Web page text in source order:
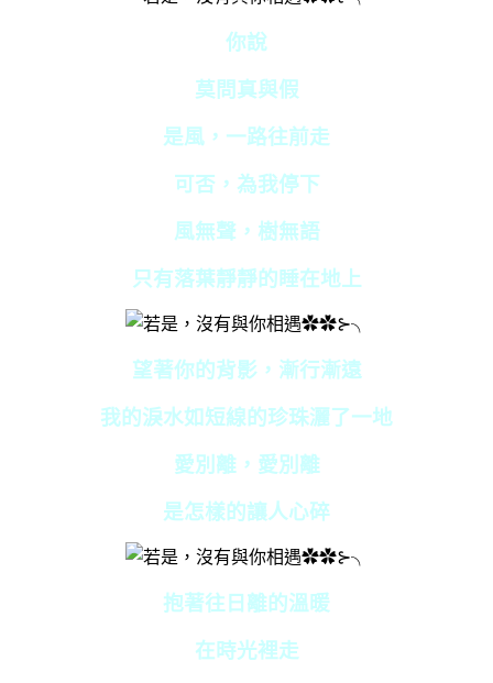
你說
莫問真與假
是風，一路往前走
可否，為我停下
風無聲，樹無語
只有落葉靜靜的睡在地上
望著你的背影，漸行漸遠
我的淚水如短線的珍珠灑了一地
愛別離，愛別離
是怎樣的讓人心碎
抱著往日離的溫暖
在時光裡走